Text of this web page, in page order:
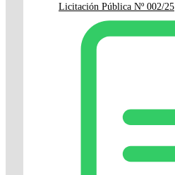
Licitación Pública Nº 002/25